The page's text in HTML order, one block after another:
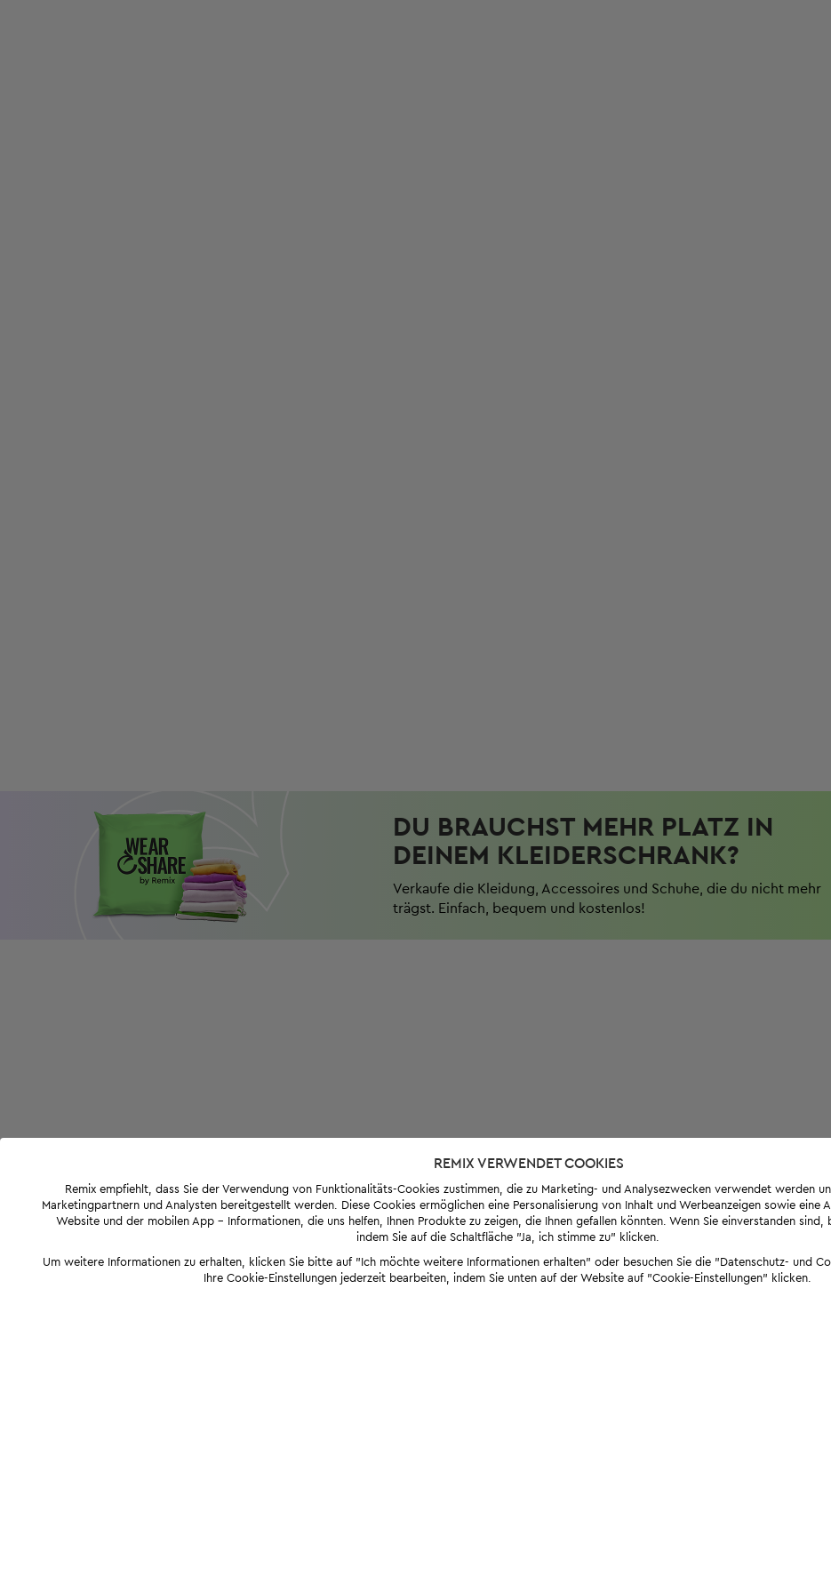
DU BRAUCHST MEHR PLATZ IN
DEINEM KLEIDERSCHRANK?
Verkaufe die Kleidung, Accessoires und Schuhe, die du nicht mehr
trägst. Einfach, bequem und kostenlos!
REMIX VERWENDET COOKIES
Remix empfiehlt, dass Sie der Verwendung von Funktionalitäts-Cookies zustimmen, die zu Marketing- und Analysezwecken verwendet werden
Marketingpartnern und Analysten bereitgestellt werden. Diese Cookies ermöglichen eine Personalisierung von Inhalt und Werbeanzeigen sowie eine
Website und der mobilen App - Informationen, die uns helfen, Ihnen Produkte zu zeigen, die Ihnen gefallen könnten. Wenn Sie einverstanden sind,
indem Sie auf die Schaltfläche "Ja, ich stimme zu" klicken.
Um weitere Informationen zu erhalten, klicken Sie bitte auf "Ich möchte weitere Informationen erhalten" oder besuchen Sie die "Datenschutz- und
Ihre Cookie-Einstellungen jederzeit bearbeiten, indem Sie unten auf der Website auf "Cookie-Einstellungen" klicken.